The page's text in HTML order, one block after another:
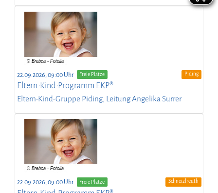
22.09.2026, 09:00 Uhr Freie Plätze Piding
Eltern-Kind-Programm EKP®
Eltern-Kind-Gruppe Piding, Leitung Angelika Surrer
22.09.2026, 09:00 Uhr Freie Plätze Schneizlreuth